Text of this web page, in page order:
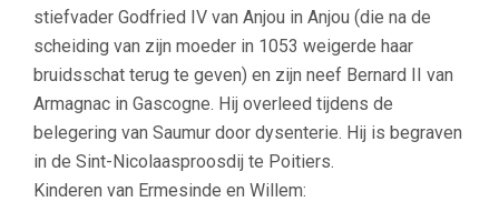
stiefvader Godfried IV van Anjou in Anjou (die na de
scheiding van zijn moeder in 1053 weigerde haar
bruidsschat terug te geven) en zijn neef Bernard II van
Armagnac in Gascogne. Hij overleed tijdens de
belegering van Saumur door dysenterie. Hij is begraven
in de Sint-Nicolaasproosdij te Poitiers.
Kinderen van Ermesinde en Willem: